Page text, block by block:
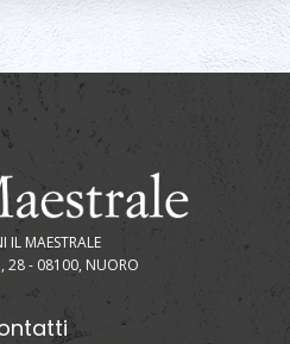
IL MAESTRALE
28 - 08100, NUORO